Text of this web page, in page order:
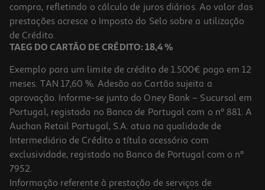
49.99 €/un
Price reduced from
99,99 €to
49,99 €
Promoção
compra, refletindo o cálculo de juros diários. Ao valor das
prestações acresce o Imposto do Selo sobre a utilização
de Crédito.
TAEG DO CARTÃO DE CRÉDITO: 18,4 %
Exemplo para um limite de crédito de 1.500€ pago em 12
meses. TAN 17,60 %. Adesão ao Cartão sujeita a
aprovação. Informe-se junto do Oney Bank – Sucursal em
Portugal, registado no Banco de Portugal com o nº 881. A
Auchan Retail Portugal, S.A. atua na qualidade de
Intermediário de Crédito a título acessório com
exclusividade, registado no Banco de Portugal com o nº
7952.
Informação referente à prestação de serviços de